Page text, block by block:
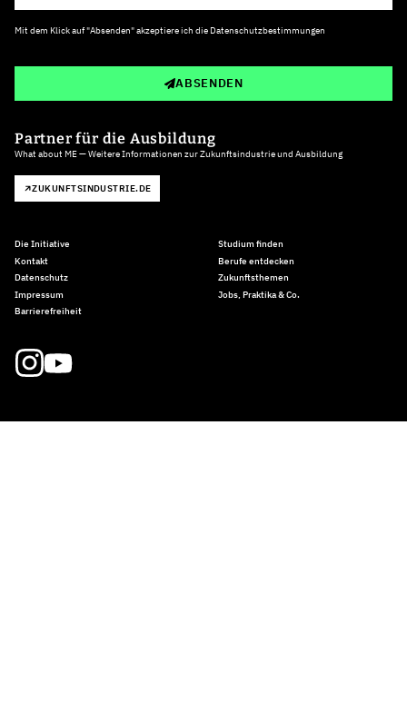
Mit dem Klick auf "Absenden" akzeptiere ich die Datenschutzbestimmungen
ABSENDEN
Partner für die Ausbildung
What about ME — Weitere Informationen zur Zukunftsindustrie und Ausbildung
ZUKUNFTSINDUSTRIE.DE
Die Initiative
Kontakt
Datenschutz
Impressum
Barrierefreiheit
Studium finden
Berufe entdecken
Zukunftsthemen
Jobs, Praktika & Co.